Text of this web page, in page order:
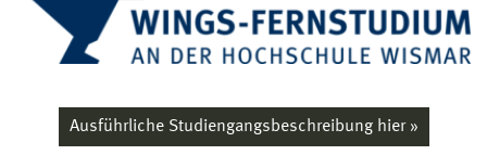
(2) Weiterhin ist eine einjährige einschlägige,
qualifizierte Berufspraxis in der Entwicklung oder
Kommunikationssystemen erforderlich. Im
Ausführliche Studiengangsbeschreibung hier »